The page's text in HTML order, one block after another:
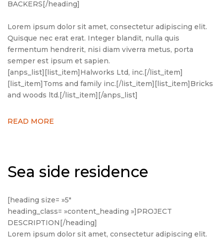
BACKERS[/heading]
Lorem ipsum dolor sit amet, consectetur adipiscing elit.
Quisque nec erat erat. Integer blandit, nulla quis
fermentum hendrerit, nisi diam viverra metus, porta
semper est ipsum et sapien.
[anps_list][list_item]Halworks Ltd, inc.[/list_item]
[list_item]Toms and family inc.[/list_item][list_item]Bricks
and woods ltd.[/list_item][/anps_list]
READ MORE
Sea side residence
[heading size= »5″
heading_class= »content_heading »]PROJECT
DESCRIPTION[/heading]
Lorem ipsum dolor sit amet, consectetur adipiscing elit.